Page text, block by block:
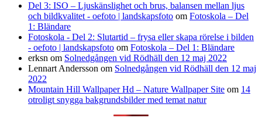
Del 3: ISO – Ljuskänslighet och brus, balansen mellan ljus
och bildkvalitet - oefoto | landskapsfoto om Fotoskola – Del
1: Bländare
Fotoskola - Del 2: Slutartid – frysa eller skapa rörelse i bilden
- oefoto | landskapsfoto om Fotoskola – Del 1: Bländare
erksn om Solnedgången vid Rödhäll den 12 maj 2022
Lennart Andersson om Solnedgången vid Rödhäll den 12 maj
2022
Mountain Hill Wallpaper Hd – Nature Wallpaper Site om 14
otroligt snygga bakgrundsbilder med temat natur